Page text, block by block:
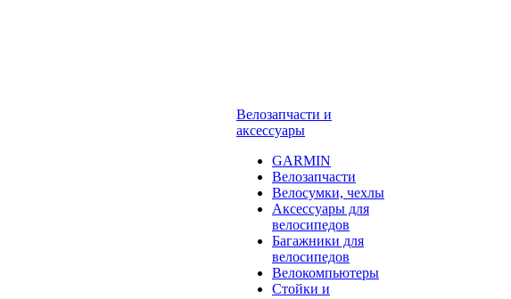
Велозапчасти и
аксессуары
GARMIN
Велозапчасти
Велосумки, чехлы
Аксессуары для
велосипедов
Багажники для
велосипедов
Велокомпьютеры
Стойки и